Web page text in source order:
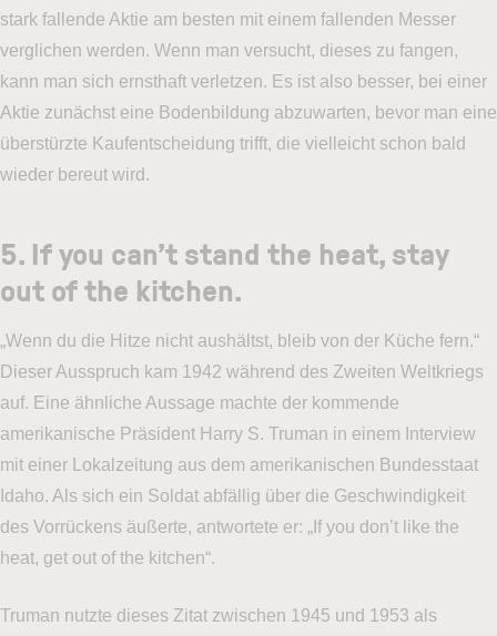
stark fallende Aktie am besten mit einem fallenden Messer
verglichen werden. Wenn man versucht, dieses zu fangen,
kann man sich ernsthaft verletzen. Es ist also besser, bei einer
Aktie zunächst eine Bodenbildung abzuwarten, bevor man eine
überstürzte Kaufentscheidung trifft, die vielleicht schon bald
wieder bereut wird.
5. If you can’t stand the heat, stay
out of the kitchen.
„Wenn du die Hitze nicht aushältst, bleib von der Küche fern.“
Dieser Ausspruch kam 1942 während des Zweiten Weltkriegs
auf. Eine ähnliche Aussage machte der kommende
amerikanische Präsident Harry S. Truman in einem Interview
mit einer Lokalzeitung aus dem amerikanischen Bundesstaat
Idaho. Als sich ein Soldat abfällig über die Geschwindigkeit
des Vorrückens äußerte, antwortete er: „If you don’t like the
heat, get out of the kitchen“.
Truman nutzte dieses Zitat zwischen 1945 und 1953 als